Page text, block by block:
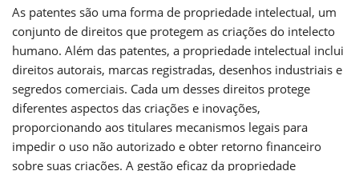
As patentes são uma forma de propriedade intelectual, um
conjunto de direitos que protegem as criações do intelecto
humano. Além das patentes, a propriedade intelectual inclui
direitos autorais, marcas registradas, desenhos industriais e
segredos comerciais. Cada um desses direitos protege
diferentes aspectos das criações e inovações,
proporcionando aos titulares mecanismos legais para
impedir o uso não autorizado e obter retorno financeiro
sobre suas criações. A gestão eficaz da propriedade